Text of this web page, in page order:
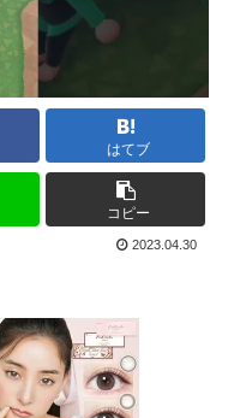
はてブ
コピー
2023.04.30